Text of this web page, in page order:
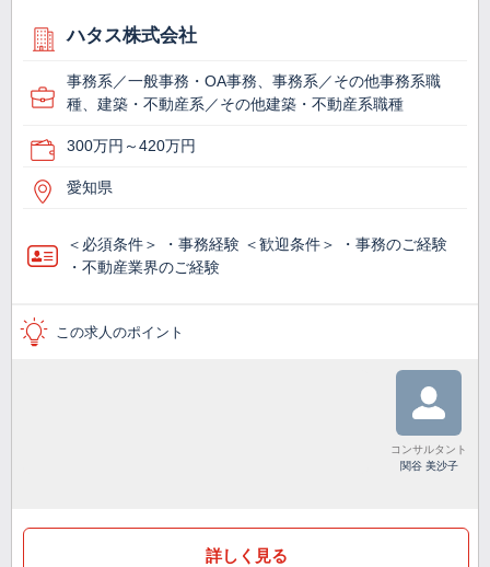
ハタス株式会社
事務系／一般事務・OA事務、事務系／その他事務系職
種、建築・不動産系／その他建築・不動産系職種
300万円～420万円
愛知県
＜必須条件＞ ・事務経験 ＜歓迎条件＞ ・事務のご経験
・不動産業界のご経験
この求人のポイント
コンサルタント
関谷 美沙子
詳しく見る